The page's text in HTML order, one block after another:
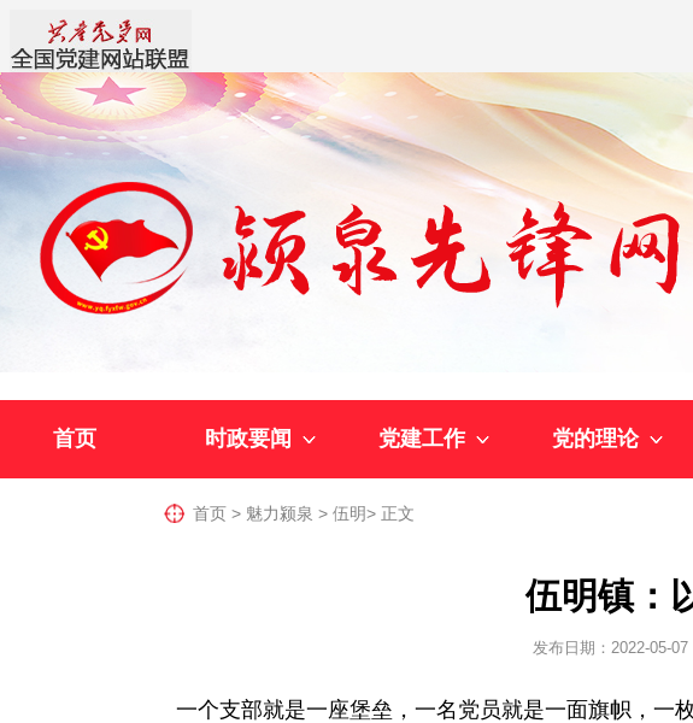
首页 时政要闻 党建工作 党的理论
首页 > 魅力颍泉 > 伍明> 正文
伍明镇：
发布日期： 2022-05-07
一个支部就是一座堡垒，一名党员就是一面旗帜，一